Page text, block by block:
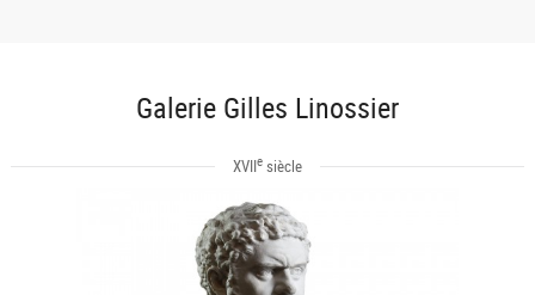
Galerie Gilles Linossier
XVIIesiècle